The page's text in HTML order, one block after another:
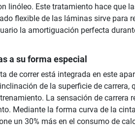
linóleo. Este tratamiento hace que
flexible de las láminas sirve para
la amortiguación perfecta
a su forma especial
de correr está integrada en este
de la superficie de carrera,
La sensación de carrera
Mediante la forma curva de la
un 30% más en el consumo de